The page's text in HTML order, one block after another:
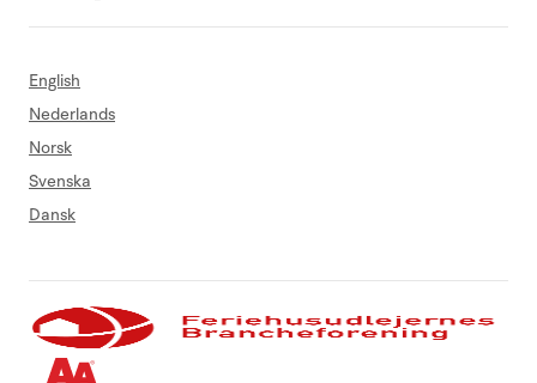
English
Nederlands
Norsk
Svenska
Dansk